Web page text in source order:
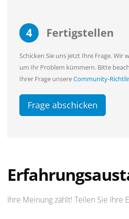
4 Fertigstellen
Schicken Sie uns jetzt Ihre Frage. Wir
um Ihr Problem kümmern. Bitte
Ihrer Frage unsereCommunity-
Frage abschicken
Ihre Meinung zählt! Teilen Sie Ihre